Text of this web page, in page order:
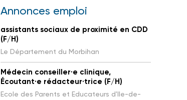
Annonces emploi
assistants sociaux de proximité en CDD
(F/H)
Le Département du Morbihan
Médecin conseiller·e clinique,
Écoutant·e rédacteur·trice (F/H)
Ecole des Parents et Educateurs d'Ile-de-